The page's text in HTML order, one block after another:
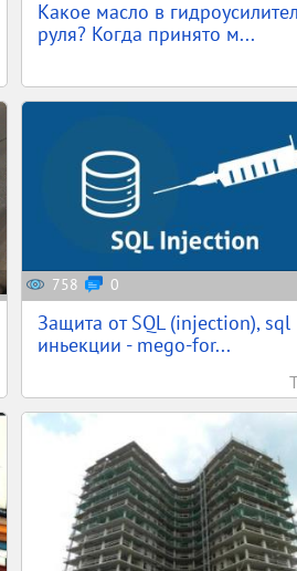
Какое масло в
руля? Когда принято м...
758 0
Защита от SQL (injection), sql
иньекции - mego-for...